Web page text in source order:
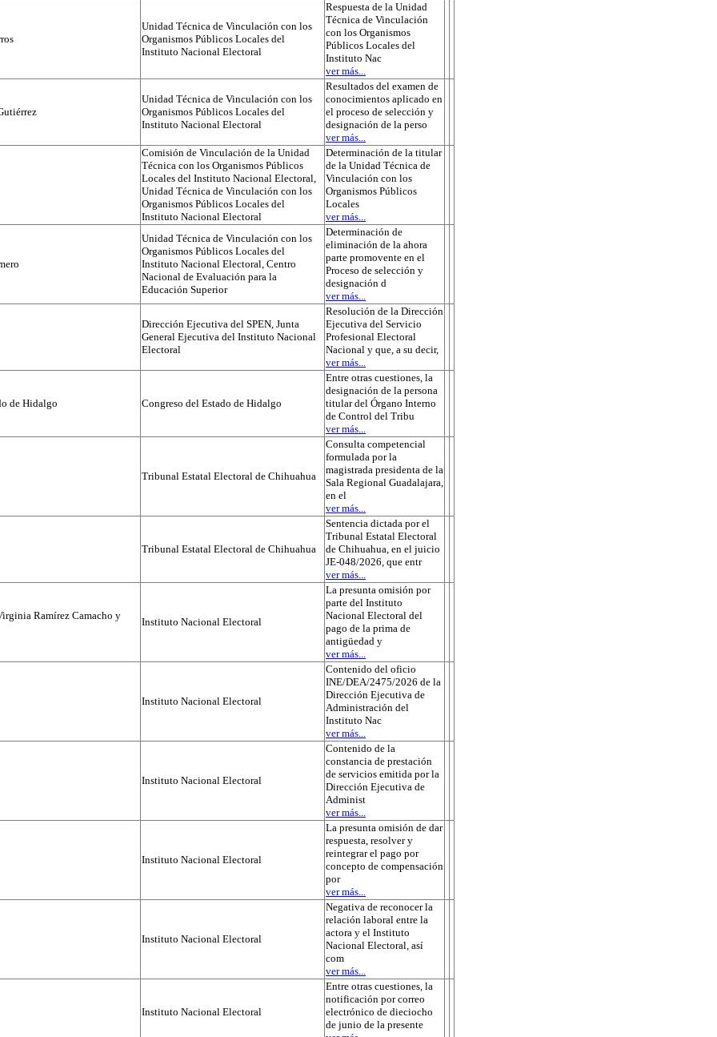
Unidad Técnica de Vinculación con los
Organismos Públicos Locales del
Instituto Nacional Electoral
Respuesta de la Unidad
Técnica de Vinculación
con los Organismos
Públicos Locales del
Instituto Nac
ver más...
Unidad Técnica de Vinculación con los
Organismos Públicos Locales del
Instituto Nacional Electoral
Resultados del examen de
conocimientos aplicado en
el proceso de selección y
designación de la perso
ver más...
Comisión de Vinculación de la Unidad
Técnica con los Organismos Públicos
Locales del Instituto Nacional Electoral,
Unidad Técnica de Vinculación con los
Organismos Públicos Locales del
Instituto Nacional Electoral
Determinación de la titular
de la Unidad Técnica de
Vinculación con los
Organismos Públicos
Locales
ver más...
Unidad Técnica de Vinculación con los
Organismos Públicos Locales del
Instituto Nacional Electoral, Centro
Nacional de Evaluación para la
Educación Superior
Determinación de
eliminación de la ahora
parte promovente en el
Proceso de selección y
designación d
ver más...
Dirección Ejecutiva del SPEN, Junta
General Ejecutiva del Instituto Nacional
Electoral
Resolución de la Dirección
Ejecutiva del Servicio
Profesional Electoral
Nacional y que, a su decir,
ver más...
de Hidalgo Congreso del Estado de Hidalgo
Entre otras cuestiones, la
designación de la persona
titular del Órgano Interno
de Control del Tribu
ver más...
Tribunal Estatal Electoral de Chihuahua
Consulta competencial
formulada por la
magistrada presidenta de la
Sala Regional Guadalajara,
en el
ver más...
Tribunal Estatal Electoral de Chihuahua
Sentencia dictada por el
Tribunal Estatal Electoral
de Chihuahua, en el juicio
JE-048/2026, que entr
ver más...
Ramírez Camacho y
Instituto Nacional Electoral
La presunta omisión por
parte del Instituto
Nacional Electoral del
pago de la prima de
antigüedad y
ver más...
Instituto Nacional Electoral
Contenido del oficio
INE/DEA/2475/2026 de la
Dirección Ejecutiva de
Administración del
Instituto Nac
ver más...
Instituto Nacional Electoral
Contenido de la
constancia de prestación
de servicios emitida por la
Dirección Ejecutiva de
Administ
ver más...
Instituto Nacional Electoral
La presunta omisión de dar
respuesta, resolver y
reintegrar el pago por
concepto de compensación
por
ver más...
Instituto Nacional Electoral
Negativa de reconocer la
relación laboral entre la
actora y el Instituto
Nacional Electoral, así
com
ver más...
Instituto Nacional Electoral
Entre otras cuestiones, la
notificación por correo
electrónico de dieciocho
de junio de la presente